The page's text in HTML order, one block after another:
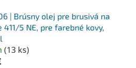
| Brúsny olej pre brusivá na
411/5 NE, pre farebné kovy,
(13 ks)